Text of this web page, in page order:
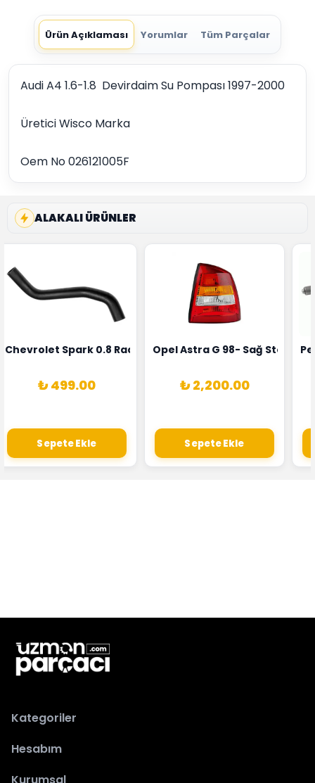
Ürün Açıklaması Yorumlar Tüm Parçalar
Audi A4 1.6-1.8 Devirdaim Su Pompası 1997-2000
Üretici Wisco Marka
Oem No 026121005F
ALAKALI ÜRÜNLER
1628HN-0258010081
Alternatörü Valeo Marka 05E903018G
Chevrolet Spark 0.8 Radyatör Üst Hortumu Rapro Marka
₺ 499.00
Sepete Ekle
Opel Astra G 98- Sağ Stop
₺ 2,200.00
Sepete Ekle
Kategoriler
Hesabım